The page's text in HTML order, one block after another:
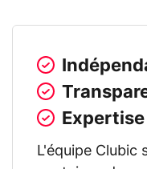
Expertise
L'équipe Clubic